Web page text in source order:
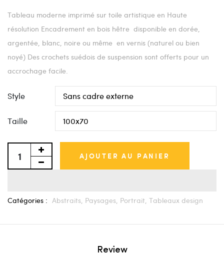
Tableau moderne imprimé sur toile artistique en Haute
résolution Encadrement en bois hêtre disponible en dorée,
argentée, blanc, noire ou même en vernis (naturel ou bien
noyé) Des crochets suédois de suspension sont offerts pour un
accrochage facile.
Style
Taille
AJOUTER AU PANIER
Catégories : Abstraits, Paysages, Portrait, Tableaux design
Review